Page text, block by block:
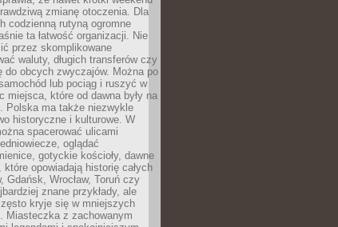
zmianę otoczenia. Dla
codzienną rutyną ogromne
ta łatwość organizacji. Nie
przez skomplikowane
waluty, długich transferów czy
do obcych zwyczajów. Można po
lub pociąg i ruszyć w
miejsca, które od dawna były na
Polska ma także niezwykle
historyczne i kulturowe. W
spacerować ulicami
oglądać
gotyckie kościoły, dawne
które opowiadają historię całych
Gdańsk, Wrocław, Toruń czy
znane przykłady, ale
kryje się w mniejszych
Miasteczka z zachowanym